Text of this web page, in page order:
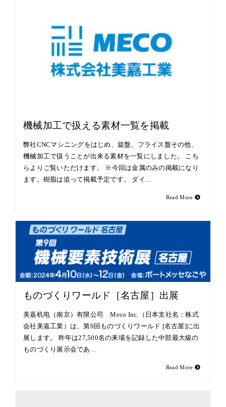
機械加工で扱える素材一覧を掲載
弊社CNCマシニングをはじめ、旋盤、フライス盤その他、
機械加工で扱うことが出来る素材を一覧にしました。 こち
らよりご覧いただけます。 ※今回は金属のみの掲載になり
ます。樹脂は追って掲載予定です。 ダイ…
Read More
ものづくりワールド［名古屋］出展
美嘉机电（南京）有限公司 Meco Inc.（日本支社名：株式
会社美嘉工業）は、第9回ものづくりワールド [名古屋]に出
展します。 昨年は27,500名の来場を記録した中部最大級の
ものづくり展示会であ…
Read More